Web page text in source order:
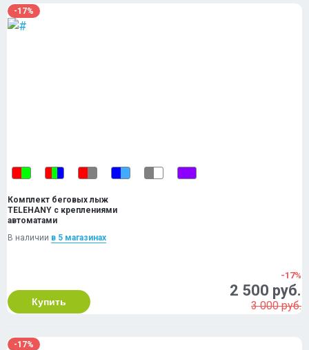
-17%
Комплект беговых лыж
TELEHANY с креплениями
автоматами
В наличии в 5 магазинах
Купить
-17%
2 500 руб.
3 000 руб.
-17%